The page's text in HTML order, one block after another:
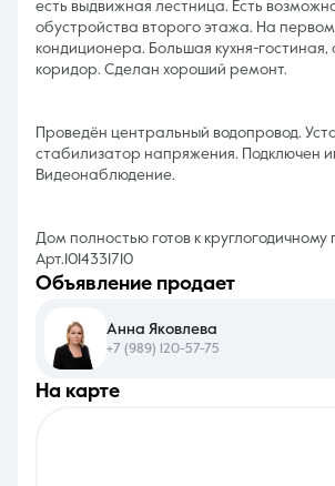
есть выдвижная лестница. Есть
обустройства второго этажа. На
кондиционера. Большая кухня-гостиная,
коридор. Сделан хороший ремонт.
Проведён центральный водопровод.
стабилизатор напряжения. Подключен
Видеонаблюдение.
Дом полностью готов к
Арт.1014331710
на карте
объявление продает
Анна Яковлева
+7 (989) 120-57-75